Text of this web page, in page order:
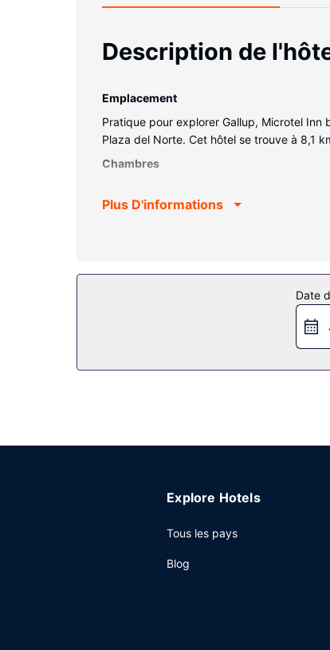
Description de
Emplacement
Pratique pour explorer Gallup, Microtel Inn
Plaza del Norte. Cet hôtel se trouve à 8,1
Chambres
le reste du monde et votre divertissement
et d'en-cas et des informations sur les
Un petit déjeuner continental gratuit est
Plus D'informations
Date
Explore Hotels
Tous les pays
Blog